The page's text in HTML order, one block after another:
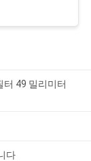
터 49 밀리미터
다